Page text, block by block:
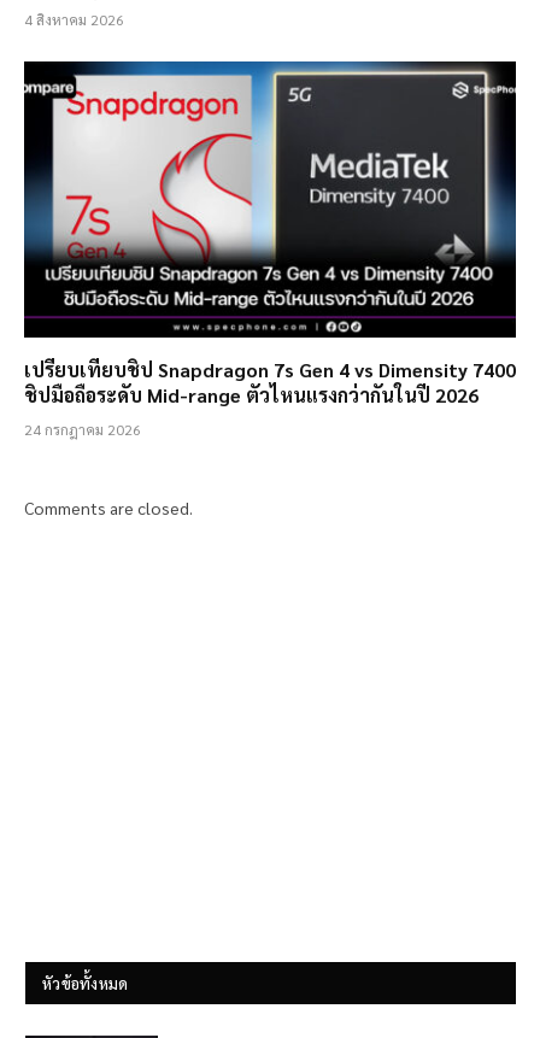
4 สิงหาคม 2026
เปรียบเทียบชิป Snapdragon 7s Gen 4 vs Dimensity 7400
ชิปมือถือระดับ Mid-range ตัวไหนแรงกว่ากันในปี 2026
24 กรกฎาคม 2026
Comments are closed.
หัวข้อทั้งหมด